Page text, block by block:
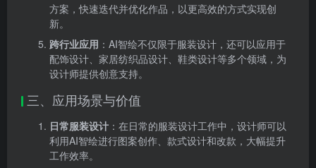
方案，快速迭代并优化作品，以更高效的方式实现创
新。
跨行业应用 ：AI智绘不仅限于服装设计，还可以应用于
配饰设计、家居纺织品设计、鞋类设计等多个领域，为
设计师提供创意支持。
三、应用场景与价值
日常服装设计 ：在日常的服装设计工作中，设计师可以
利用AI智绘进行图案创作、款式设计和改款，大幅提升
工作效率。